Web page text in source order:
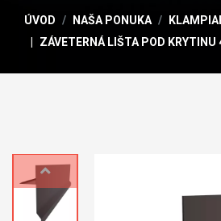
ÚVOD NAŠA PONUKA
ZÁVETERNÁ LIŠTA POD KRYTINU